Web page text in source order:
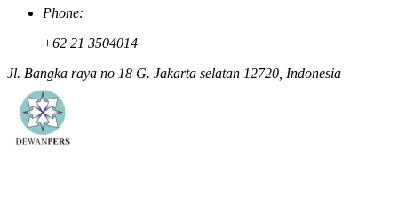
Phone:
+62 21 3504014
Jl. Bangka raya no 18 G. Jakarta selatan 12720, Indonesia